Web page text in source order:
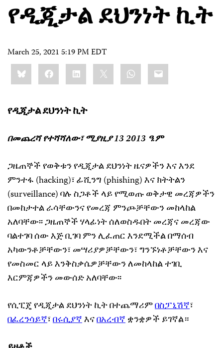
የዲጂታል ደህንነት ኪት
March 25, 2021 5:19 PM EDT
Share
this:BlueskyFacebookLinkedIn WhatsApp
Email
የዲጂታል ደህንነት ኪት
በመጨረሻ የተሻሻለው፣ ሚያዚያ 13 2013 ዓ.ም
ጋዜጠኞች የወቅቱን የዲጂታል ደህንነት ዜናዎችን እና እንደ
ምንተፋ (hacking)፣ ፊሺንግ (phishing) እና ክትትልን
(surveillance) ባሉ ስጋቶች ላይ የሚወጡ ወቅታዊ መረጃዎችን
በመከታተል ራሳቸውንና የመረጃ ምንጮቻቸውን መከላከል
አለባቸው፡፡ ጋዜጠኞች ሃላፊነት ሰለወስዱበት መረጃና መረጃው
ባልተገባ ሰው እጅ ቢገባ ምን ሊፈጠር እንደሚችል በማሰብ
አካውንቶቻቸውን፣ መሣሪያዎቻቸውን፣ ግንኙነቶቻቸውን እና
የመስመር ላይ እንቅስቃሴዎቻቸውን ለመከላከል ተገቢ
እርምጃዎችን መውሰድ አለባቸው፡፡
የሲፒጄ የዲጂታል ደህንነት ኪት በተጨማሪምበስፓኒሽኛ፣
በፈረንሳይኛ፣በሩሲያኛእናበአረብኛቋንቋዎች ይገኛል።